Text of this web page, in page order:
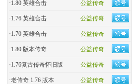
公益传奇
·1.80 英雄合击
公益传奇
·1.76 英雄合击
公益传奇
·1.70 英雄合击
公益传奇
·1.80 版本传奇
公益传奇
·1.76复古传奇怀旧版
公益传奇
·老传奇 1.76 版本